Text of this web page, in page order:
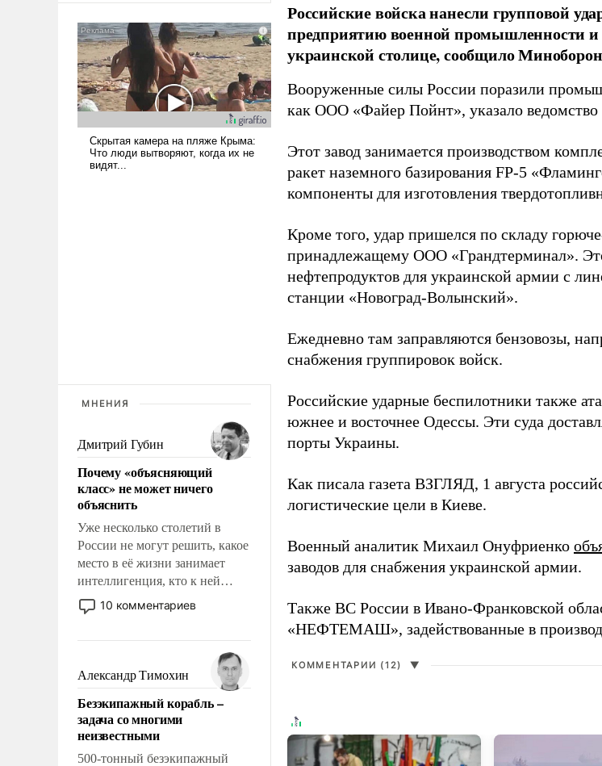
МНЕНИЯ
Дмитрий Губин
Почему «объясняющий
класс» не может ничего
объяснить
Уже несколько столетий в
России не могут решить, какое
место в её жизни занимает
интеллигенция, кто к ней
принадлежит, а кого из неё
исключили с правом
чем она отличается от просто
образованных людей. Иногда
казалось, что эти вопросы
решены раз и навсегда, но –
нет, не решены.
10 комментариев
Александр Тимохин
Безэкипажный корабль –
задача со многими
неизвестными
500-тонный безэкипажный
Российские войска нанесли групповой
предприятию военной промышленности и
украинской столице, сообщило
Вооруженные силы России поразили
как ООО «Файер Пойнт», указало ведомство
Этот завод занимается производством
ракет наземного базирования FP-5
компоненты для изготовления
Кроме того, удар пришелся по складу
принадлежащему ООО «Грандтерминал».
нефтепродуктов для украинской армии с
станции «Новоград-Волынский».
Ежедневно там заправляются бензовозы,
снабжения группировок войск.
Российские ударные беспилотники также
южнее и восточнее Одессы. Эти суда
порты Украины.
Как писала газета ВЗГЛЯД, 1 августа
логистические цели в Киеве.
Военный аналитик Михаил Онуфриенко
заводов для снабжения украинской армии.
Также ВС России в Ивано-Франковской
«НЕФТЕМАШ», задействованные в
КОММЕНТАРИИ (12) ▼